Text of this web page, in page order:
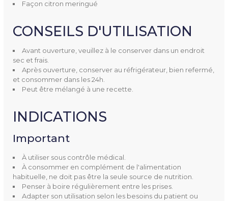
Façon citron meringué
CONSEILS D'UTILISATION
Avant ouverture, veuillez à le conserver dans un endroit
sec et frais.
Après ouverture, conserver au réfrigérateur, bien refermé,
et consommer dans les 24h.
Peut être mélangé à une recette.
INDICATIONS
Important
À utiliser sous contrôle médical.
À consommer en complément de l'alimentation
habituelle, ne doit pas être la seule source de nutrition.
Penser à boire régulièrement entre les prises.
Adapter son utilisation selon les besoins du patient ou